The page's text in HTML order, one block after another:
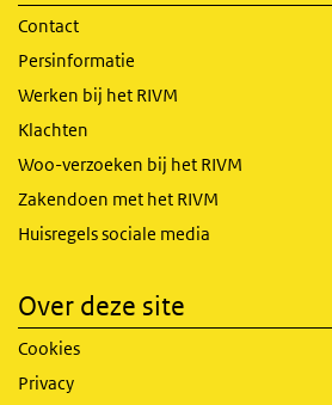
Contact
Persinformatie
Werken bij het RIVM
Klachten
Woo-verzoeken bij het RIVM
Zakendoen met het RIVM
Huisregels sociale media
Over deze site
Cookies
Privacy